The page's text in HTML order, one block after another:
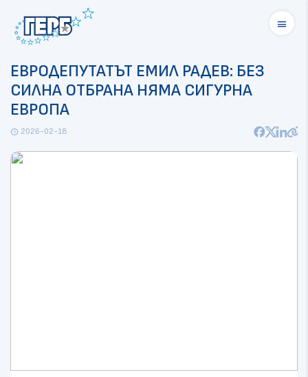
menu
ЕВРОДЕПУТАТЪТ ЕМИЛ РАДЕВ: БЕЗ
СИЛНА ОТБРАНА НЯМА СИГУРНА
ЕВРОПА
schedule 2026-02-18